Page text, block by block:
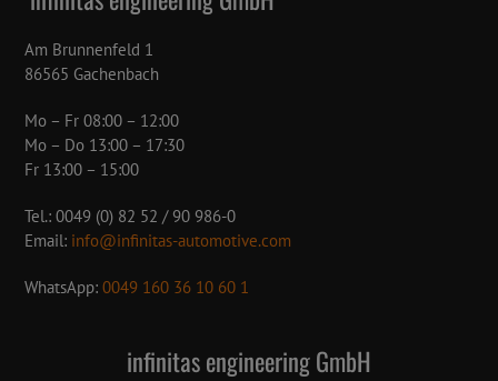
Am Brunnenfeld 1
86565 Gachenbach
Mo – Fr 08:00 – 12:00
Mo – Do 13:00 – 17:30
Fr 13:00 – 15:00
Tel.: 0049 (0) 82 52 / 90 986-0
Email: info@infinitas-automotive.com
WhatsApp:0049 160 36 10 60 1
infinitas engineering GmbH